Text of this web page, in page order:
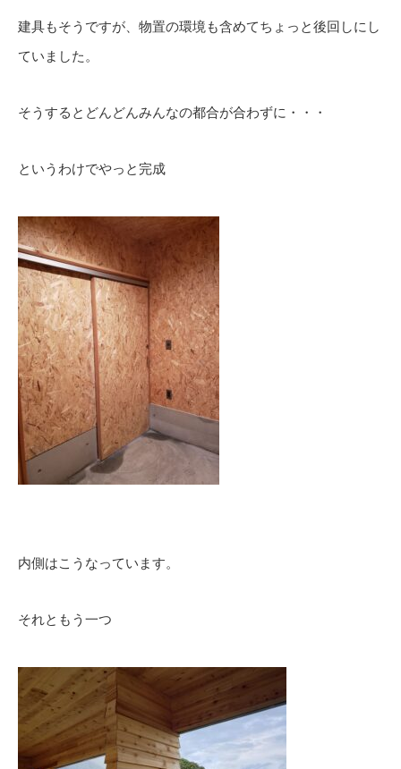
建具もそうですが、物置の環境も含めてちょっと後回しにし
ていました。
そうするとどんどんみんなの都合が合わずに・・・
というわけでやっと完成
内側はこうなっています。
それともう一つ